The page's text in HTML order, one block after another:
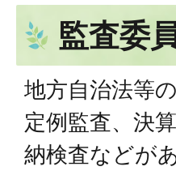
監査委
地方自治法等
定例監査、決
納検査などが